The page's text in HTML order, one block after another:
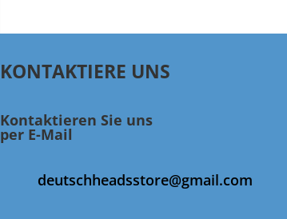
KONTAKTIERE UNS
Kontaktieren Sie uns
per E-Mail
deutschheadsstore@gmail.com